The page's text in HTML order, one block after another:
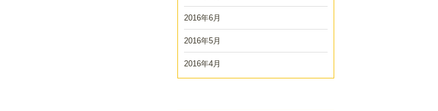
2016年6月
2016年5月
2016年4月